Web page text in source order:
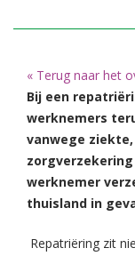
« Terug naar het
Bij een
werknemers
vanwege
werknemer
thuisland in
Repatriëring zit